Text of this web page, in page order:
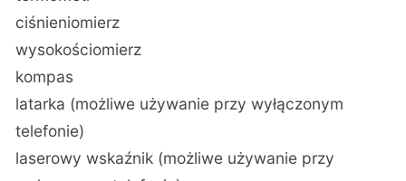
ciśnieniomierz
wysokościomierz
kompas
latarka (możliwe używanie przy wyłączonym
telefonie)
laserowy wskaźnik (możliwe używanie przy